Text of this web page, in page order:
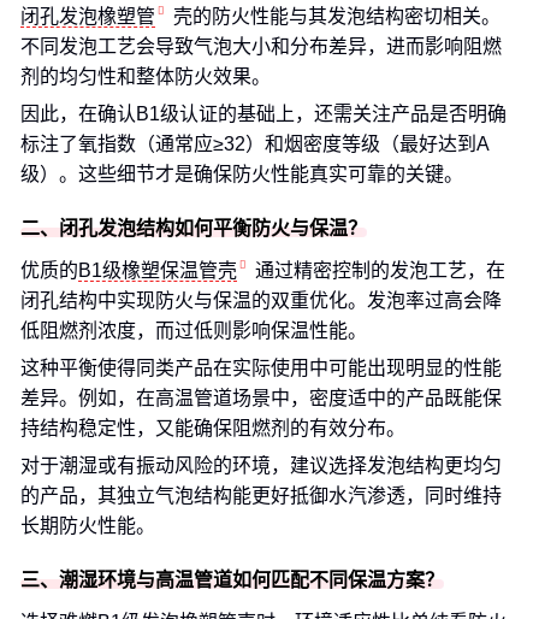
闭孔发泡橡塑管
壳的防火性能与其发泡结构密切相关。
不同发泡工艺会导致气泡大小和分布差异，进而影响阻燃
剂的均匀性和整体防火效果。
因此，在确认B1级认证的基础上，还需关注产品是否明确
标注了氧指数（通常应≥32）和烟密度等级（最好达到A
级）。这些细节才是确保防火性能真实可靠的关键。
二、闭孔发泡结构如何平衡防火与保温？
优质的B1级橡塑保温管壳
通过精密控制的发泡工艺，在
闭孔结构中实现防火与保温的双重优化。发泡率过高会降
低阻燃剂浓度，而过低则影响保温性能。
这种平衡使得同类产品在实际使用中可能出现明显的性能
差异。例如，在高温管道场景中，密度适中的产品既能保
持结构稳定性，又能确保阻燃剂的有效分布。
对于潮湿或有振动风险的环境，建议选择发泡结构更均匀
的产品，其独立气泡结构能更好抵御水汽渗透，同时维持
长期防火性能。
三、潮湿环境与高温管道如何匹配不同保温方案？